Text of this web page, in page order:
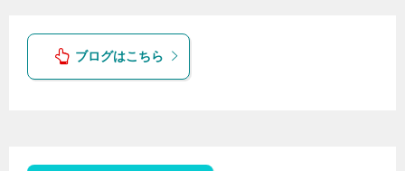
ブログはこちら